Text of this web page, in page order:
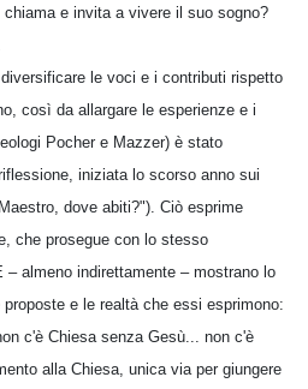
e invita a vivere il suo sogno?
le voci e i contributi rispetto
così da allargare le esperienze e i
Pocher e Mazzer) è stato
iniziata lo scorso anno sui
dove abiti?"). Ciò esprime
che prosegue con lo stesso
almeno indirettamente – mostrano lo
e le realtà che essi esprimono:
c'è Chiesa senza Gesù... non c'è
alla Chiesa, unica via per giungere